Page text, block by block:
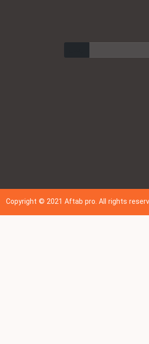
Copyright © 202 1Aftab pro. All rights